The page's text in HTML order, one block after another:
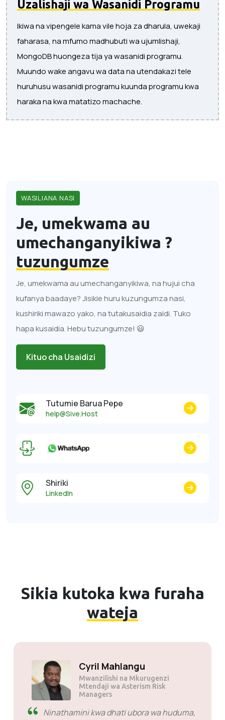
Uzalishaji wa Wasanidi Programu
Ikiwa na vipengele kama vile hoja za dharula, uwekaji
faharasa, na mfumo madhubuti wa ujumlishaji,
MongoDB huongeza tija ya wasanidi programu.
Muundo wake angavu wa data na utendakazi tele
huruhusu wasanidi programu kuunda programu kwa
haraka na kwa matatizo machache.
WASILIANA NASI
Je, umekwama au
umechanganyikiwa ?
tuzungumze
Je, umekwama au umechanganyikiwa, na hujui cha
kufanya baadaye? Jisikie huru kuzungumza nasi,
kushiriki mawazo yako, na tutakusaidia zaidi. Tuko
hapa kusaidia. Hebu tuzungumze! 😃
Kituo cha Usaidizi
Tutumie Barua Pepe
help@Sive.Host
Shiriki
LinkedIn
Sikia kutoka kwa furaha
wateja
Cyril Mahlangu
Mwanzilishi na Mkurugenzi
Mtendaji wa Asterism Risk
Managers
Ninathamini kwa dhati ubora wa huduma,